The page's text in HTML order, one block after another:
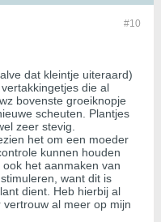
#10
dat kleintje uiteraard)
die al
bovenste groeiknopje
scheuten. Plantjes
zeer stevig.
het om een moeder
kunnen houden
het aanmaken van
want dit is
dient. Heb hierbij al
al meer op mijn